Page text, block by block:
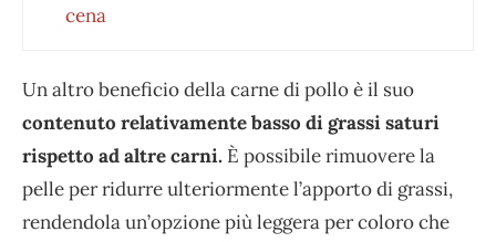
cena
Un altro beneficio della carne di pollo è il suo
contenuto relativamente basso di grassi saturi
rispetto ad altre carni. È possibile rimuovere la
pelle per ridurre ulteriormente l’apporto di grassi,
rendendola un’opzione più leggera per coloro che